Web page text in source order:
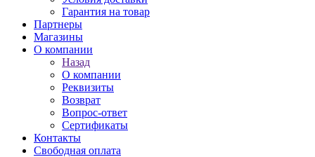
Гарантия на товар
Партнеры
Магазины
О компании
Назад
О компании
Реквизиты
Возврат
Вопрос-ответ
Сертификаты
Контакты
Свободная оплата